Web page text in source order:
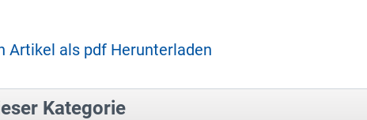
Artikel als pdf Herunterladen
Kategorie